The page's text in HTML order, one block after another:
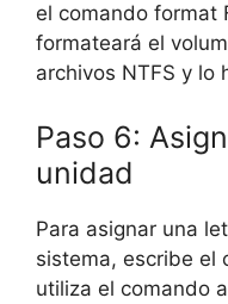
el comando format
formateará el
archivos NTFS y lo
Paso 6:
unidad
Para asignar una
sistema, escribe el
utiliza el comando